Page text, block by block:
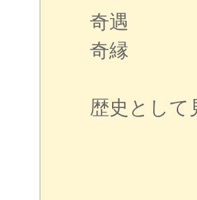
奇遇
奇縁
歴史として